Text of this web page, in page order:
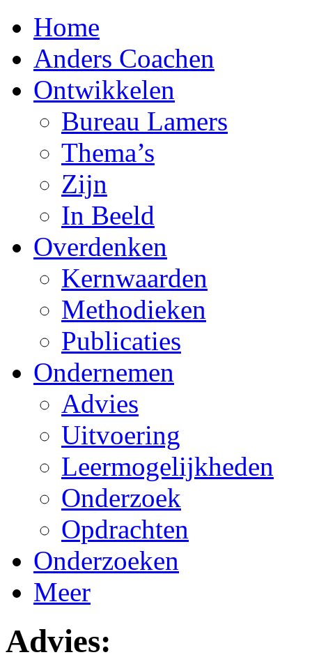
Home
Anders Coachen
Ontwikkelen
Bureau Lamers
Thema’s
Zijn
In Beeld
Overdenken
Kernwaarden
Methodieken
Publicaties
Ondernemen
Advies
Uitvoering
Leermogelijkheden
Onderzoek
Opdrachten
Onderzoeken
Meer
Advies: